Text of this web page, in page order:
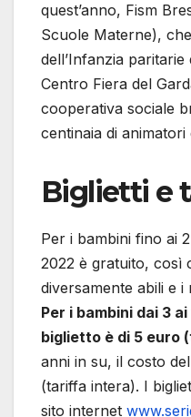
quest’anno, Fism
Scuole Materne),
dell’Infanzia
Centro Fiera del
cooperativa sociale
centinaia di animatori
Biglietti e
Per i bambini fino ai
2022 è gratuito, così
diversamente abili e
Per i bambini dai 3
biglietto è di 5 euro
anni in su, il costo
(tariffa intera). I
sito internet